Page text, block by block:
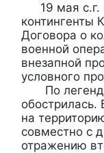
19 мая
контингенты
Договора о
военной
внезапной
условного
По легенде,
обострилась.
на
совместно с
отражению